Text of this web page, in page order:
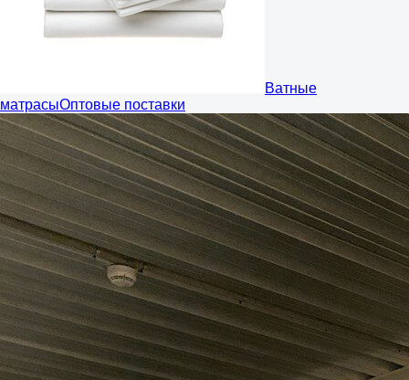
Ватные
матрасыОптовые поставки